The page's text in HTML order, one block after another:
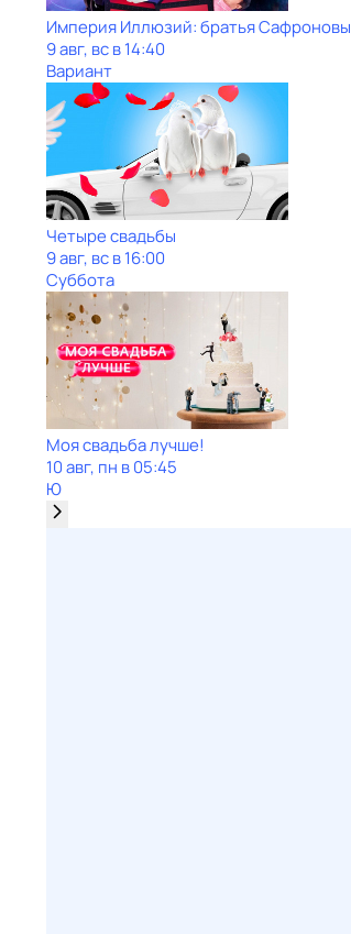
Империя Иллюзий: братья Сафроновы
9 авг, вс в 14:40
Вариант
Четыре свадьбы
9 авг, вс в 16:00
Суббота
Моя свадьба лучше!
10 авг, пн в 05:45
Ю